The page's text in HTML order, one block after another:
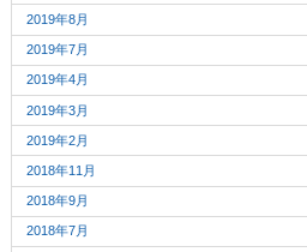
2019年8月
2019年7月
2019年4月
2019年3月
2019年2月
2018年11月
2018年9月
2018年7月